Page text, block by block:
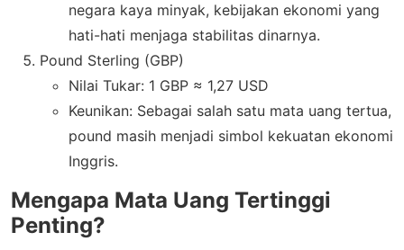
negara kaya minyak, kebijakan ekonomi yang
hati-hati menjaga stabilitas dinarnya.
Pound Sterling (GBP)
Nilai Tukar: 1 GBP ≈ 1,27 USD
Keunikan: Sebagai salah satu mata uang tertua,
pound masih menjadi simbol kekuatan ekonomi
Inggris.
Mengapa Mata Uang Tertinggi
Penting?